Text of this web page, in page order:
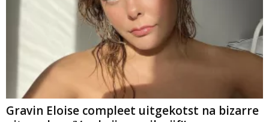
Gravin Eloise compleet uitgekotst na bizarre